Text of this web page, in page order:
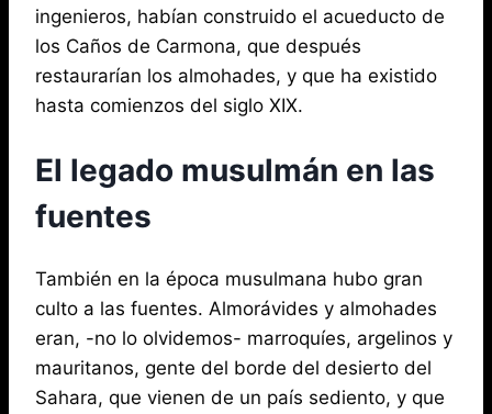
ingenieros, habían construido el acueducto de
los Caños de Carmona, que después
restaurarían los almohades, y que ha existido
hasta comienzos del siglo XIX.
El legado musulmán en las
fuentes
También en la época musulmana hubo gran
culto a las fuentes. Almorávides y almohades
eran, -no lo olvidemos- marroquíes, argelinos y
mauritanos, gente del borde del desierto del
Sahara, que vienen de un país sediento, y que